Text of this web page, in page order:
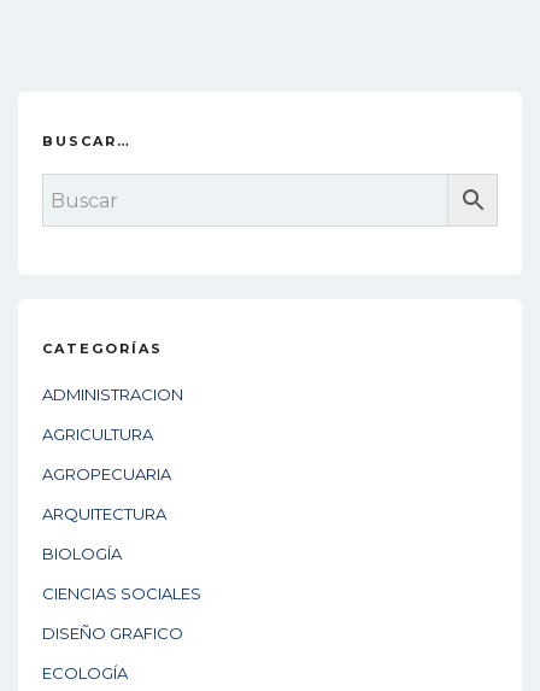
BUSCAR…
CATEGORÍAS
ADMINISTRACION
AGRICULTURA
AGROPECUARIA
ARQUITECTURA
BIOLOGÍA
CIENCIAS SOCIALES
DISEÑO GRAFICO
ECOLOGÍA